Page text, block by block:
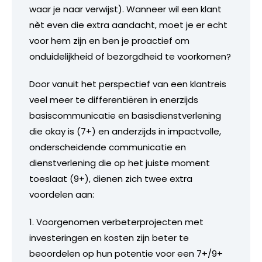
waar je naar verwijst). Wanneer wil een klant
nèt even die extra aandacht, moet je er echt
voor hem zijn en ben je proactief om
onduidelijkheid of bezorgdheid te voorkomen?
Door vanuit het perspectief van een klantreis
veel meer te differentiëren in enerzijds
basiscommunicatie en basisdienstverlening
die okay is (7+) en anderzijds in impactvolle,
onderscheidende communicatie en
dienstverlening die op het juiste moment
toeslaat (9+), dienen zich twee extra
voordelen aan:
1. Voorgenomen verbeterprojecten met
investeringen en kosten zijn beter te
beoordelen op hun potentie voor een 7+/9+